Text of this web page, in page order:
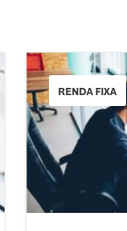
RENDA FIXA